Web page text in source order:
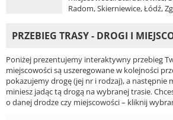
Radom, Skierniewice, Łódź,
PRZEBIEG TRASY - DROGI I
Poniżej prezentujemy interaktywny przebieg
miejscowości są uszeregowane w kolejności
pokazujemy drogę (jej nr i rodzaj), a następnie
miniesz jadąc tą drogą na wybranej trasie.
o danej drodze czy miejscowości – kliknij